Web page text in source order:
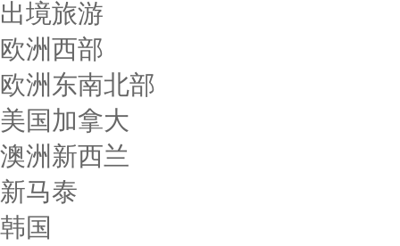
出境旅游
欧洲西部
欧洲东南北部
美国加拿大
澳洲新西兰
新马泰
韩国